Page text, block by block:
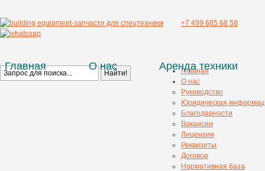
+7 499 685 68 58
Главная О нас Аренда техники
Главная
О нас
Руководство
Юридическая
Благодарности
Вакансии
Лицензии
Реквизиты
Договор
Нормативная база